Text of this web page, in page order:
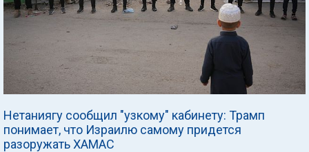
Нетаниягу сообщил "узкому" кабинету: Трамп
понимает, что Израилю самому придется
разоружать ХАМАС